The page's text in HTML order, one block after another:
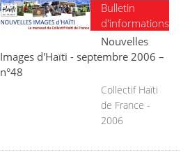
Bulletin
d'informations
Nouvelles
Images d'Haïti - septembre 2006 –
n°48
Collectif Haïti
de France -
2006